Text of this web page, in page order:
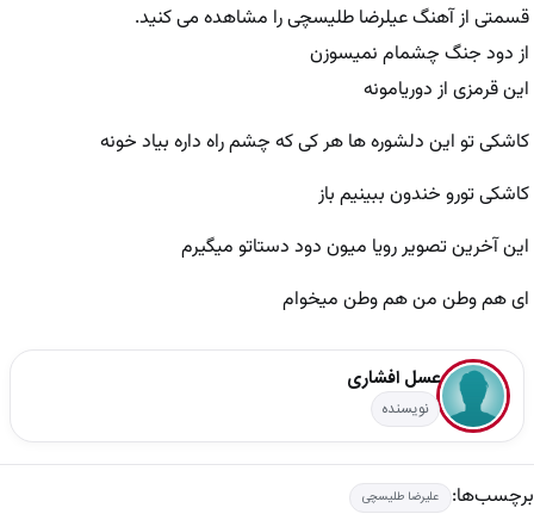
قسمتی از آهنگ عیلرضا طلیسچی را مشاهده می کنید.
از دود جنگ چشمام نمیسوزن
این قرمزی از دوریامونه
کاشکی تو این دلشوره ها هر کی که چشم راه داره بیاد خونه
کاشکی تورو خندون ببینیم باز
این آخرین تصویر رویا میون دود دستاتو میگیرم
ای هم وطن من هم وطن میخوام
عسل افشاری
نویسنده
برچسب‌ها: علیرضا طلیسچی